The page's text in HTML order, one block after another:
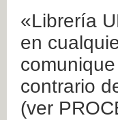
«Librería
en
contrario
(ver